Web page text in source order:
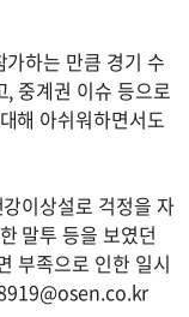
하는 만큼 경기 수
, 중계권 이슈 등으로
해 아쉬워하면서도
이상설로 걱정을 자
말투 등을 보였던
부족으로 인한 일시